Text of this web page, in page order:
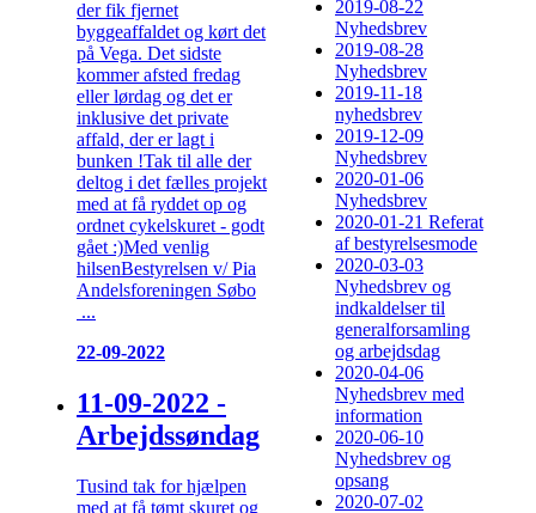
der fik fjernet
byggeaffaldet og kørt det
på Vega. Det sidste
kommer afsted fredag
eller lørdag og det er
inklusive det private
affald, der er lagt i
bunken !Tak til alle der
deltog i det fælles projekt
med at få ryddet op og
ordnet cykelskuret - godt
gået :)Med venlig
hilsenBestyrelsen v/ Pia
Andelsforeningen Søbo
...
22-09-2022
11-09-2022 -
Arbejdssøndag
Tusind tak for hjælpen
med at få tømt skuret og
2019-08-22
Nyhedsbrev
2019-08-28
Nyhedsbrev
2019-11-18
nyhedsbrev
2019-12-09
Nyhedsbrev
2020-01-06
Nyhedsbrev
2020-01-21 Referat
af bestyrelsesmode
2020-03-03
Nyhedsbrev og
indkaldelser til
generalforsamling
og arbejdsdag
2020-04-06
Nyhedsbrev med
information
2020-06-10
Nyhedsbrev og
opsang
2020-07-02